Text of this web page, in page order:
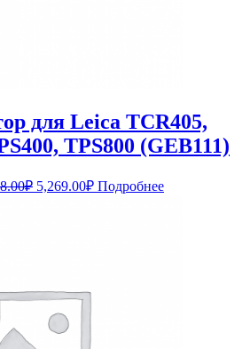
для Leica TCR405,
TPS800 (GEB111)
₽ Первоначальная
5,269.00₽Текущая
цена:
Подробнее